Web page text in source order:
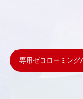
専用ゼロローミング